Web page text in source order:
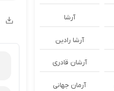
آرشا
آرشا رادین
آرشان قادری
آرمان جهانی